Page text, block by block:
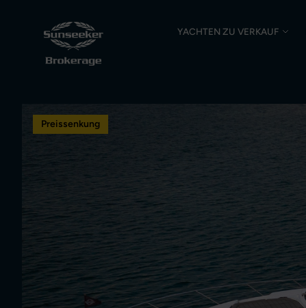
YACHTEN ZU VERKAUF
Preissenkung